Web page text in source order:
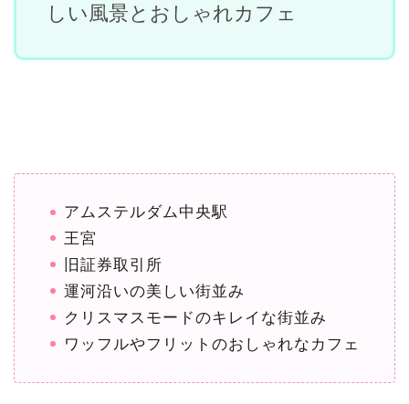
しい風景とおしゃれカフェ
アムステルダム中央駅
王宮
旧証券取引所
運河沿いの美しい街並み
クリスマスモードのキレイな街並み
ワッフルやフリットのおしゃれなカフェ